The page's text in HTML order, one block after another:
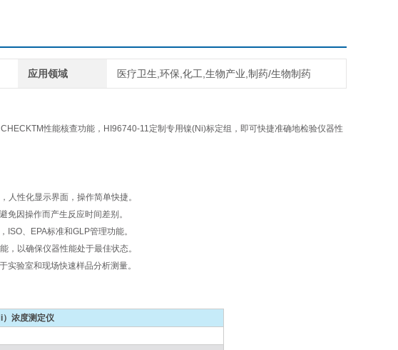
应用领域 医疗卫生,环保,化工,生物产业,制药/生物制药
性能核查功能，HI96740-11定制专用镍(Ni)标定组，即可快捷准确地检验仪器性
人性化显示界面，操作简单快捷。
免因操作而产生反应时间差别。
、EPA标准和GLP管理功能。
，以确保仪器性能处于最佳状态。
验室和现场快速样品分析测量。
浓度测定仪